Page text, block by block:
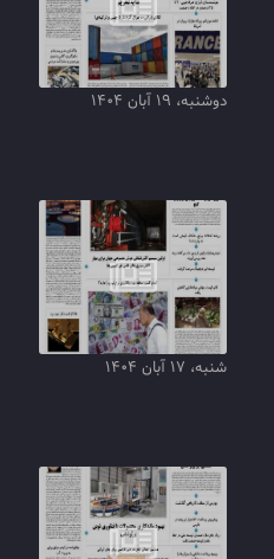
دوشنبه، ۱۹ آبان ۱۴۰۴
شنبه، ۱۷ آبان ۱۴۰۴